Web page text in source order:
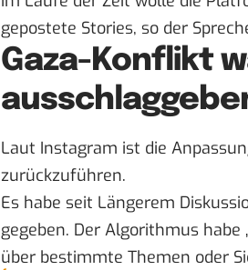
gepostete Stories, so der
Gaza-Konflikt
Laut Instagram ist die
zurückzuführen.
Es habe seit Längerem
gegeben. Der Algorithmus
über bestimmte Themen oder